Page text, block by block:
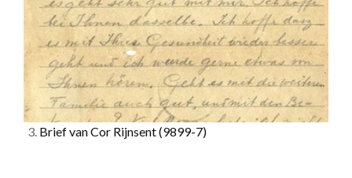
3. Brief van Cor Rijnsent(9899-7)